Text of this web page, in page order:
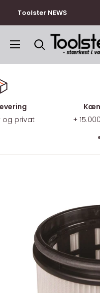
Toolster NEWS
Toolster.dk
og privat
+